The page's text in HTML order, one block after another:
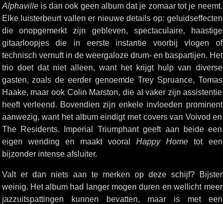
Alphavilleis dan ook geen album dat je zomaar tot je neemt.
Elke luisterbeurt vallen er nieuwe details op: geluidseffecten
die onopgemerkt zijn gebleven, spectaculaire, haastige
gitaarloopjes die in eerste instantie voorbij vlogen of
technisch vernuft in de weergaloze drum- en baspartijen. Het
trio doet dat niet alleen, want het krijgt hulp van diverse
gasten, zoals de eerder genoemde Trey Spruance, Tomas
Haake, maar ook Colin Marston, die al vaker zijn assistentie
heeft verleend. Bovendien zijn enkele invloeden prominent
aanwezig, want het album eindigt met covers van Voivod en
The Residents. Imperial Triumphant geeft aan beide een
eigen wending en maakt vooralHappy Home tot een
bijzonder intense afsluiter.
Valt er dan niets aan te merken op deze schijf? Bijster
weinig. Het album had langer mogen duren en wellicht meer
jazzuitspattingen kunnen bevatten, maar is met een